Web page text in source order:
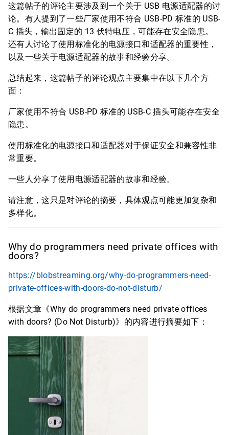
这篇帖子的评论主要涉及到一个关于 USB 电源适配器的讨
论。有人提到了一些厂家使用不符合 USB-PD 标准的 USB-
C 插头，输出固定的 13 伏特电压，可能存在安全隐患。
还有人讨论了使用标准化的电源接口和适配器的重要性，
以及一些关于电源适配器的故事和经验分享。
总结起来，这篇帖子的评论观点主要集中在以下几个方
面：
厂家使用不符合 USB-PD 标准的 USB-C 插头可能存在安全
隐患。
使用标准化的电源接口和适配器对于保证安全和兼容性非
常重要。
一些人分享了使用电源适配器的故事和经验。
请注意，这只是对评论的摘要，具体观点可能更加复杂和
多样化。
Why do programmers need private offices with
doors?
https://blobstreaming.org/why-do-programmers-need-
private-offices-with-doors-do-not-disturb/
根据文章《Why do programmers need private offices
with doors? (Do Not Disturb)》的内容进行摘要如下：